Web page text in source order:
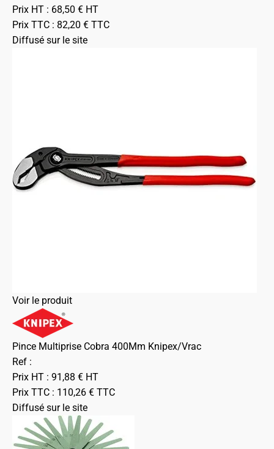
Prix HT : 68,50 € HT
Prix TTC : 82,20 € TTC
Diffusé sur le site
Voir le produit
Pince Multiprise Cobra 400Mm Knipex/Vrac
Ref :
Prix HT : 91,88 € HT
Prix TTC : 110,26 € TTC
Diffusé sur le site